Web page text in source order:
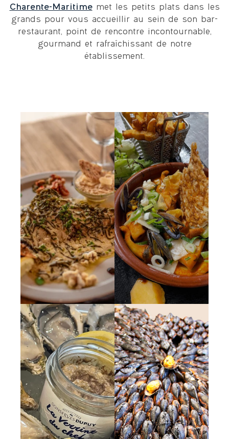
Charente-Maritimemet les petits plats dans les
grands pour vous accueillir au sein de son bar-
restaurant, point de rencontre incontournable,
gourmand et rafraîchissant de notre
établissement.